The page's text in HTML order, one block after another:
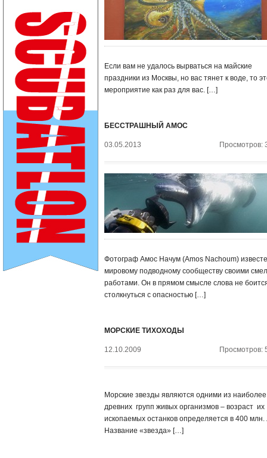
Если вам не удалось вырваться на майские
праздники из Москвы, но вас тянет к воде, то
мероприятие как раз для вас. […]
БЕССТРАШНЫЙ АМОС
03.05.2013 Просмотров:
Фотограф Амос Начум (Amos Nachoum)
мировому подводному сообществу своими
работами. Он в прямом смысле слова не
столкнуться с опасностью […]
МОРСКИЕ ТИХОХОДЫ
12.10.2009 Просмотров:
Морские звезды являются одними из наиболее
древних групп живых организмов – возраст их
ископаемых останков определяется в 400 млн.
Название «звезда» […]